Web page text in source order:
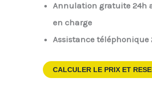
Annulation gratuite 24h
en charge
Assistance téléphonique
CALCULER LE PRIX ET